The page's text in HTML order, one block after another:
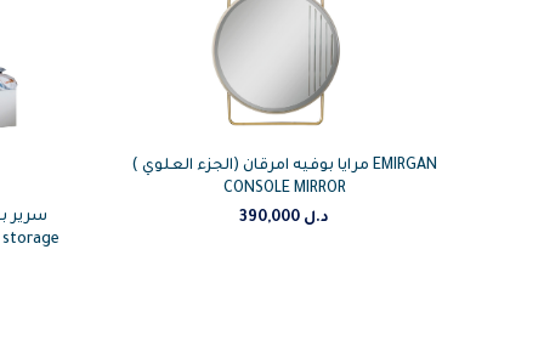
سرير
storage
مرايا بوفيه امرقان (الجزء العلوي ) EMIRGAN
CONSOLE MIRROR
د.ل